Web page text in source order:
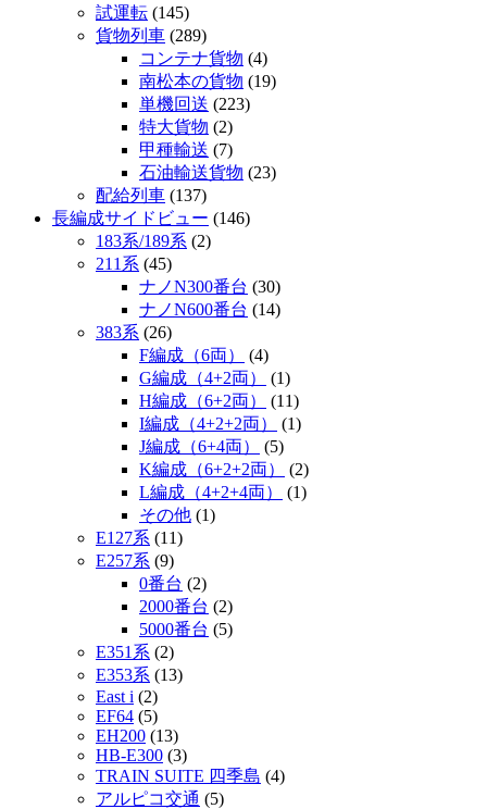
試運転 (145)
貨物列車 (289)
コンテナ貨物 (4)
南松本の貨物 (19)
単機回送 (223)
特大貨物 (2)
甲種輸送 (7)
石油輸送貨物 (23)
配給列車 (137)
長編成サイドビュー (146)
183系/189系 (2)
211系 (45)
ナノN300番台 (30)
ナノN600番台 (14)
383系 (26)
F編成（6両）
(4)
G編成（4+2両）
(1)
H編成（6+2両）
(11)
I編成（4+2+2両）
(1)
J編成（6+4両）
(5)
K編成（6+2+2両）
(2)
L編成（4+2+4両）
(1)
その他 (1)
E127系 (11)
E257系 (9)
0番台 (2)
2000番台 (2)
5000番台 (5)
E351系 (2)
E353系 (13)
East i (2)
EF64 (5)
EH200 (13)
HB-E300 (3)
TRAIN SUITE 四季島 (4)
アルピコ交通 (5)